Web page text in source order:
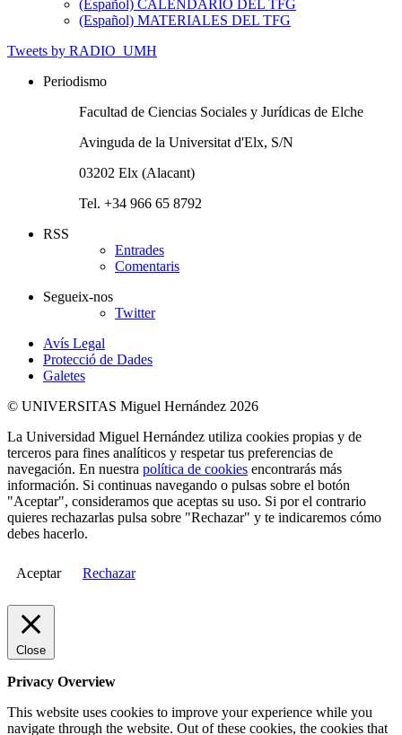
(Español) CALENDARIO DEL TFG
(Español) MATERIALES DEL TFG
Tweets by RADIO_UMH
Periodismo
Facultad de Ciencias Sociales y Jurídicas de Elche
Avinguda de la Universitat d'Elx, S/N
03202 Elx (Alacant)
Tel. +34 966 65 8792
RSS
Entrades
Comentaris
Segueix-nos
Twitter
Avís Legal
Protecció de Dades
Galetes
© UNIVERSITAS Miguel Hernández 2026
La Universidad Miguel Hernández utiliza cookies propias y de
terceros para fines analíticos y respetar tus preferencias de
navegación. En nuestra política de cookies encontrarás más
información. Si continuas navegando o pulsas sobre el botón
"Aceptar", consideramos que aceptas su uso. Si por el contrario
quieres rechazarlas pulsa sobre "Rechazar" y te indicaremos cómo
debes hacerlo.
Aceptar Rechazar
Close
Privacy Overview
This website uses cookies to improve your experience while you
navigate through the website. Out of these cookies, the cookies that